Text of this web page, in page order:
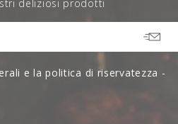
deliziosi prodotti
e la politica di riservatezza -